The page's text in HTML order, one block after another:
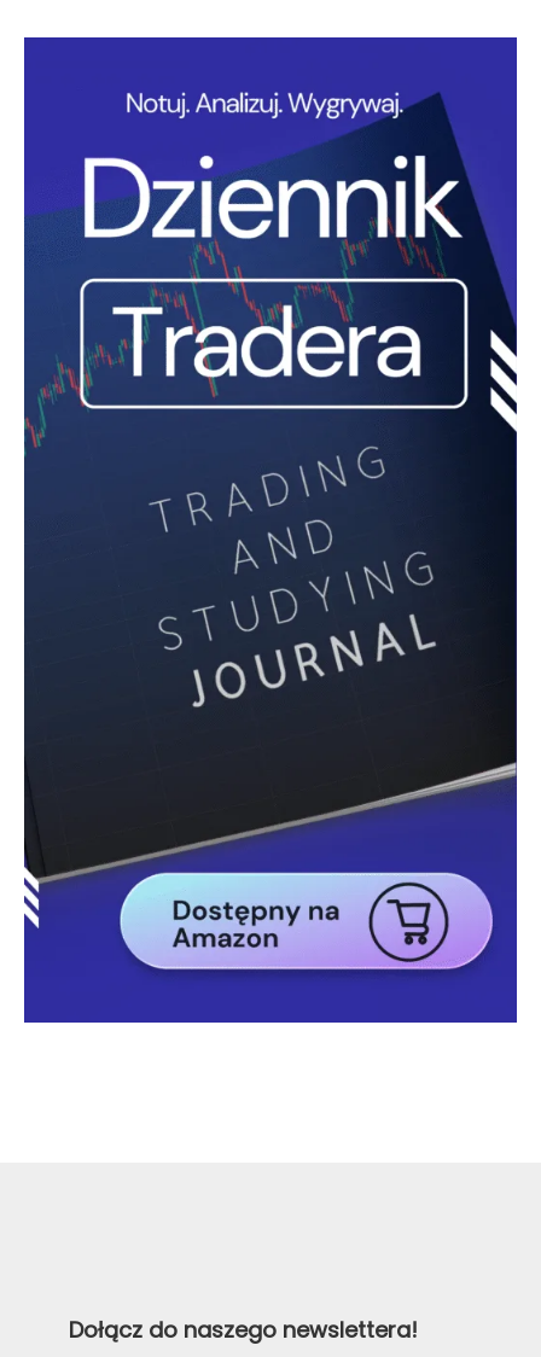
Dołącz do naszego newslettera!